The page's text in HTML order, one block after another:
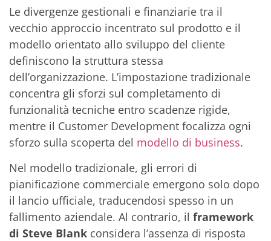
Le divergenze gestionali e finanziarie tra il
vecchio approccio incentrato sul prodotto e il
modello orientato allo sviluppo del cliente
definiscono la struttura stessa
dell’organizzazione. L’impostazione tradizionale
concentra gli sforzi sul completamento di
funzionalità tecniche entro scadenze rigide,
mentre il Customer Development focalizza ogni
sforzo sulla scoperta del modello di business.
Nel modello tradizionale, gli errori di
pianificazione commerciale emergono solo dopo
il lancio ufficiale, traducendosi spesso in un
fallimento aziendale. Al contrario, il framework
di Steve Blank considera l’assenza di risposta